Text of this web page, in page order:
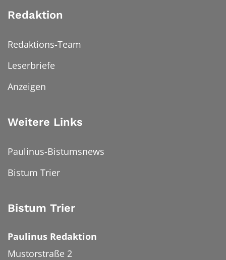
Redaktion
Redaktions-Team
Leserbriefe
Anzeigen
Weitere Links
Paulinus-Bistumsnews
Bistum Trier
Bistum Trier
Paulinus Redaktion
Mustorstraße 2